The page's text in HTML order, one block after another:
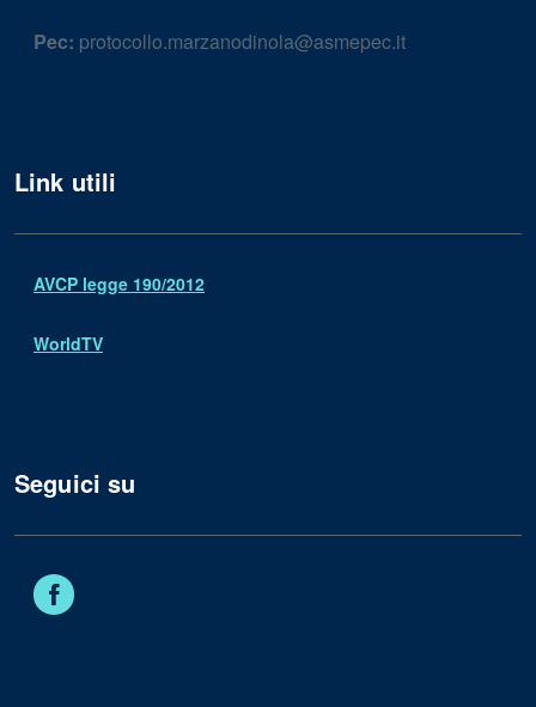
Pec: protocollo.marzanodinola@asmepec.it
Link utili
AVCP legge 190/2012
WorldTV
Seguici su